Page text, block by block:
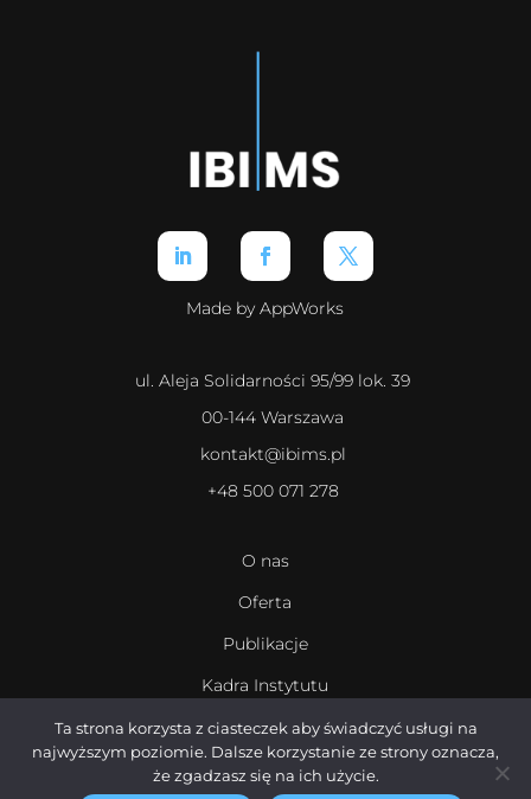
Made by AppWorks
ul. Aleja Solidarności 95/99 lok. 39
00-144 Warszawa
kontakt@ibims.pl
+48 500 071 278
O nas
Oferta
Publikacje
Kadra Instytutu
Kariera
Ta strona korzysta z ciasteczek aby świadczyć usługi na
najwyższym poziomie. Dalsze korzystanie ze strony oznacza,
że zgadzasz się na ich użycie.